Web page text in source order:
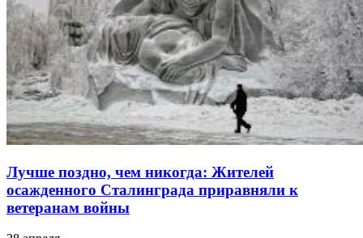
Лучше поздно, чем никогда: Жителей
осажденного Сталинграда приравняли к
ветеранам войны